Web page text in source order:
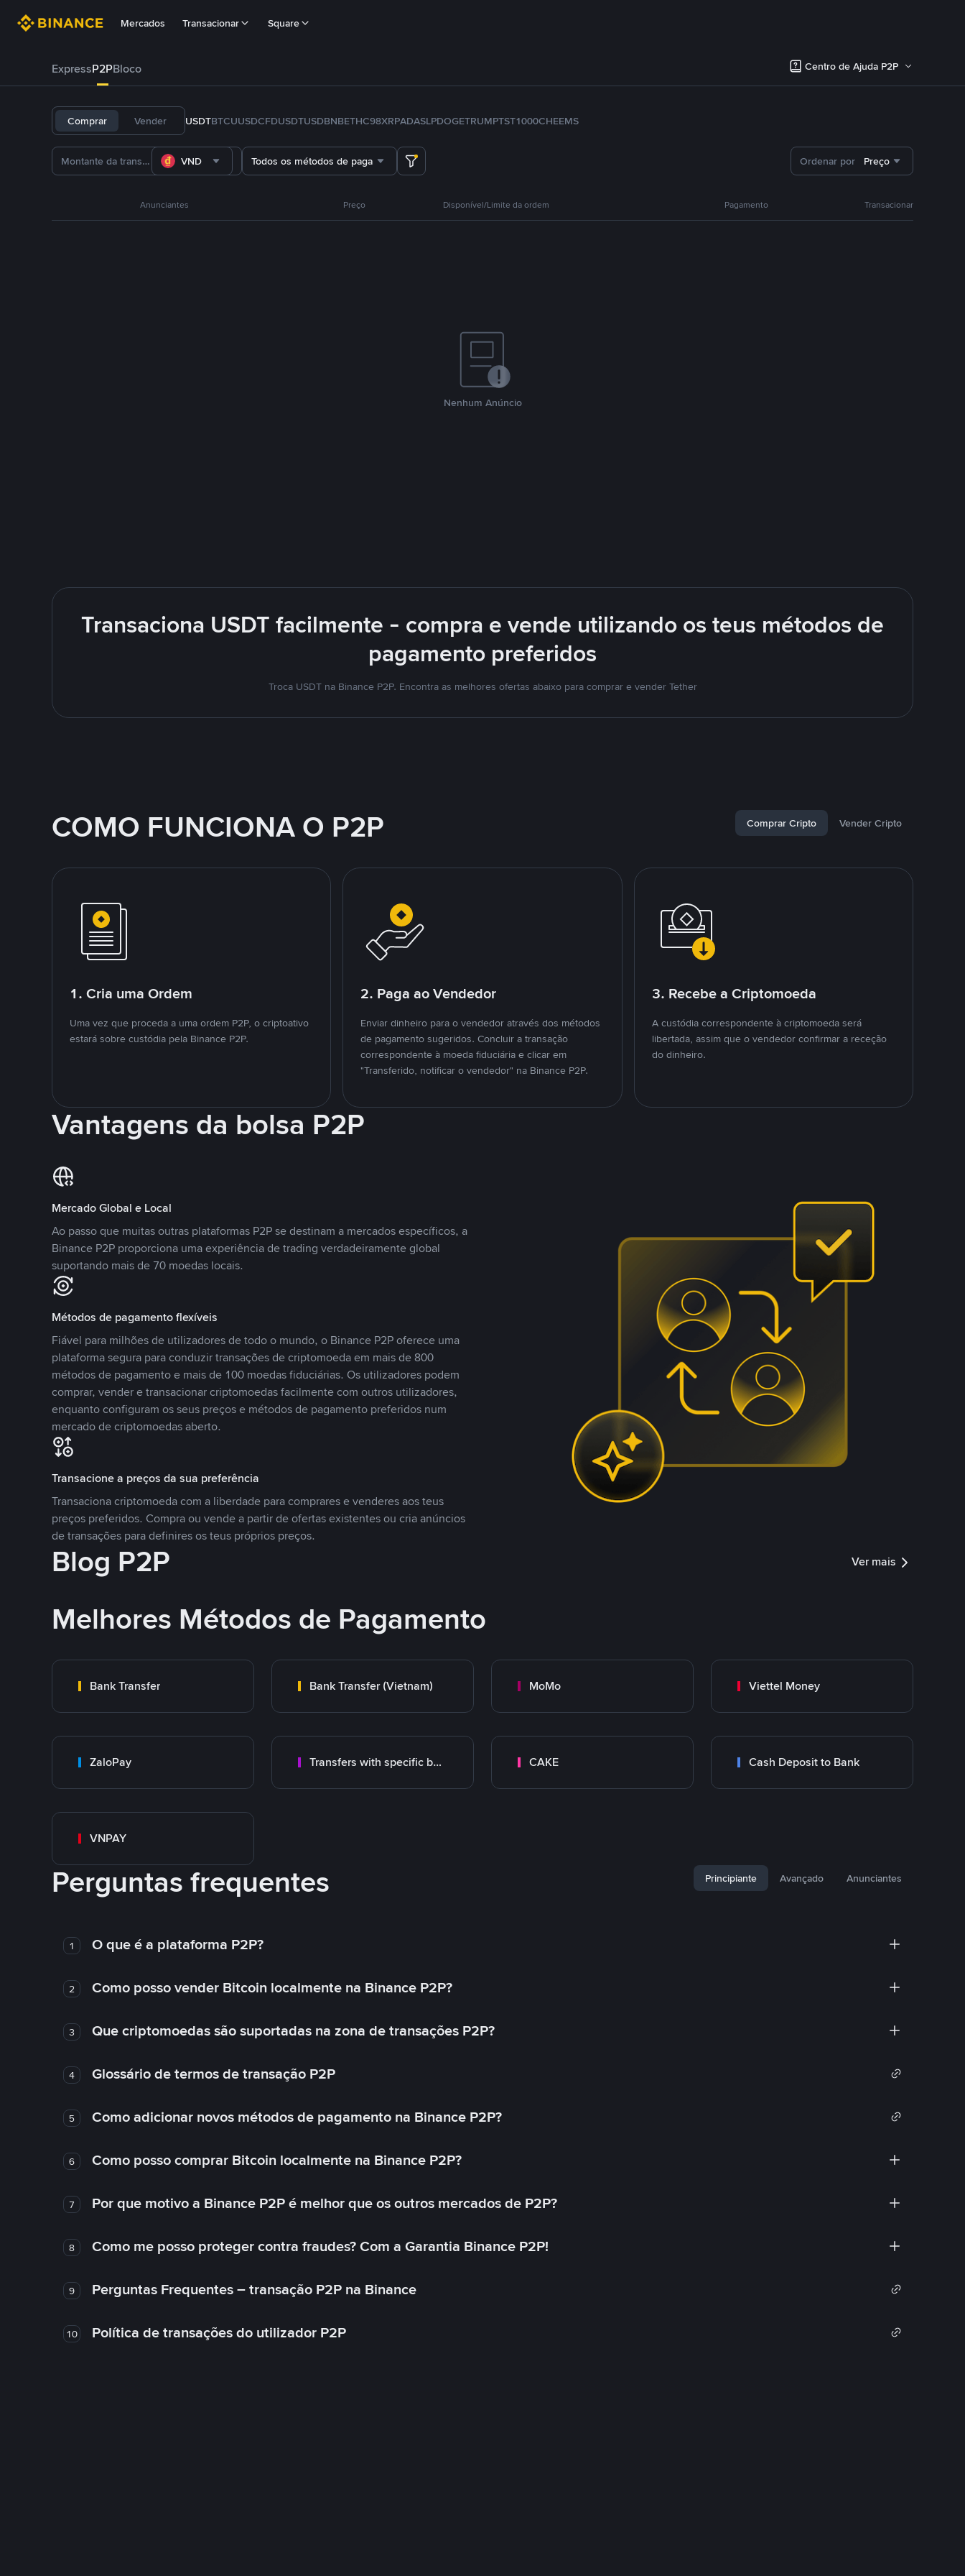
Mercados Transacionar Square
ExpressP2PBloco Centro de Ajuda P2P
Comprar Vender USDTBTCUUSDCFDUSDTUSDBNBETHC98XRPADASLPDOGETRUMPTST1000CHEEMS
VND Todos os métodos de pagamento Ordenar por Preço
Anunciantes Preço Disponível/Limite da ordem Pagamento Transacionar
Nenhum Anúncio
Transaciona USDT facilmente - compra e vende utilizando os teus métodos de
pagamento preferidos
Troca USDT na Binance P2P. Encontra as melhores ofertas abaixo para comprar e vender Tether
COMO FUNCIONA O P2P Comprar Cripto Vender Cripto
1. Cria uma Ordem
Uma vez que proceda a uma ordem P2P, o criptoativo
estará sobre custódia pela Binance P2P.
2. Paga ao Vendedor
Enviar dinheiro para o vendedor através dos métodos
de pagamento sugeridos. Concluir a transação
correspondente à moeda fiduciária e clicar em
"Transferido, notificar o vendedor" na Binance P2P.
3. Recebe a Criptomoeda
A custódia correspondente à criptomoeda será
libertada, assim que o vendedor confirmar a receção
do dinheiro.
Vantagens da bolsa P2P
Mercado Global e Local
Ao passo que muitas outras plataformas P2P se destinam a mercados específicos, a
Binance P2P proporciona uma experiência de trading verdadeiramente global
suportando mais de 70 moedas locais.
Métodos de pagamento flexíveis
Fiável para milhões de utilizadores de todo o mundo, o Binance P2P oferece uma
plataforma segura para conduzir transações de criptomoeda em mais de 800
métodos de pagamento e mais de 100 moedas fiduciárias. Os utilizadores podem
comprar, vender e transacionar criptomoedas facilmente com outros utilizadores,
enquanto configuram os seus preços e métodos de pagamento preferidos num
mercado de criptomoedas aberto.
Transacione a preços da sua preferência
Transaciona criptomoeda com a liberdade para comprares e venderes aos teus
preços preferidos. Compra ou vende a partir de ofertas existentes ou cria anúncios
de transações para definires os teus próprios preços.
Blog P2P Ver mais
Melhores Métodos de Pagamento
Bank Transfer Bank Transfer (Vietnam) MoMo Viettel Money
ZaloPay Transfers with specific bank CAKE Cash Deposit to Bank
VNPAY
Perguntas frequentes Principiante Avançado Anunciantes
1 O que é a plataforma P2P?
2 Como posso vender Bitcoin localmente na Binance P2P?
3 Que criptomoedas são suportadas na zona de transações P2P?
4 Glossário de termos de transação P2P
5 Como adicionar novos métodos de pagamento na Binance P2P?
6 Como posso comprar Bitcoin localmente na Binance P2P?
7 Por que motivo a Binance P2P é melhor que os outros mercados de P2P?
8 Como me posso proteger contra fraudes? Com a Garantia Binance P2P!
9 Perguntas Frequentes – transação P2P na Binance
10 Política de transações do utilizador P2P